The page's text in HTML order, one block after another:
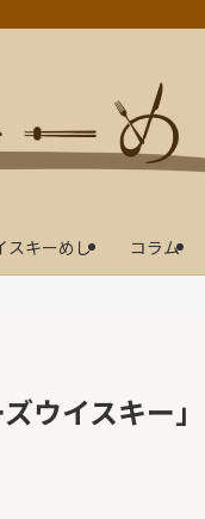
スキーめし コラム
ウイスキー